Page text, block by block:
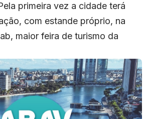
primeira vez a cidade terá
com estande próprio, na
maior feira de turismo da